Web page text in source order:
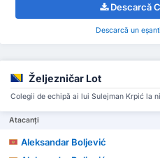
Descarcă
Descarcă un
Željezničar Lot
Colegii de echipă ai lui Sulejman Krpić la
Atacanți
Aleksandar Boljević